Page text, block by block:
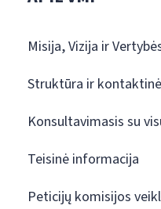
Misija, Vizija ir
Struktūra ir
Konsultavimasis su
Teisinė informacija
Peticijų komisijos